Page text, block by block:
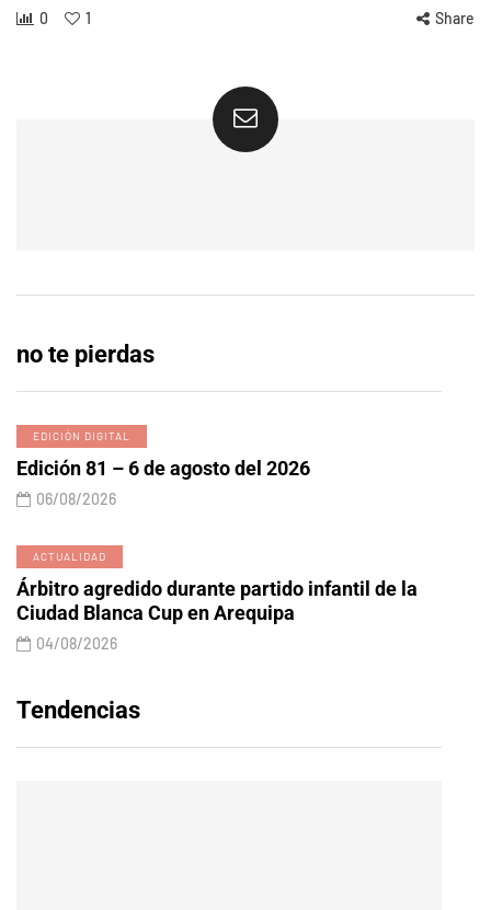
0 1 Share
no te pierdas
EDICIÓN DIGITAL
Edición 81 – 6 de agosto del 2026
06/08/2026
ACTUALIDAD
Árbitro agredido durante partido infantil de la
Ciudad Blanca Cup en Arequipa
04/08/2026
Tendencias